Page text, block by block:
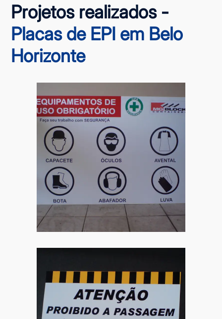
Projetos realizados -
Placas de EPI em Belo
Horizonte